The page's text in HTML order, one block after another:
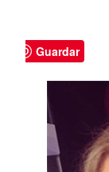
Guardar